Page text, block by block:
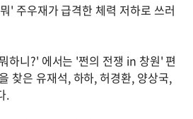
' 주우재가 급격한 체력 저하로 쓰러
하니?' 에서는 '쩐의 전쟁 in 창원' 편
찾은 유재석, 하하, 허경환, 양상국,
.